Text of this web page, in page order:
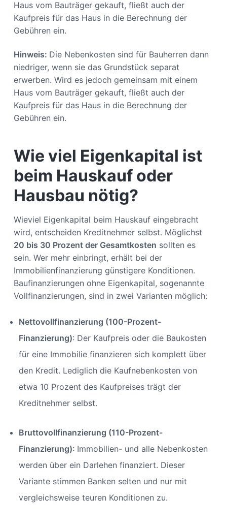
Haus vom Bauträger gekauft, fließt auch der
Kaufpreis für das Haus in die Berechnung der
Gebühren ein.
Hinweis: Die Nebenkosten sind für Bauherren dann
niedriger, wenn sie das Grundstück separat
erwerben. Wird es jedoch gemeinsam mit einem
Haus vom Bauträger gekauft, fließt auch der
Kaufpreis für das Haus in die Berechnung der
Gebühren ein.
Wie viel Eigenkapital ist
beim Hauskauf oder
Hausbau nötig?
Wieviel Eigenkapital beim Hauskauf eingebracht
wird, entscheiden Kreditnehmer selbst. Möglichst
20 bis 30 Prozent der Gesamtkosten sollten es
sein. Wer mehr einbringt, erhält bei der
Immobilienfinanzierung günstigere Konditionen.
Baufinanzierungen ohne Eigenkapital, sogenannte
Vollfinanzierungen, sind in zwei Varianten möglich:
Nettovollfinanzierung (100-Prozent-
Finanzierung): Der Kaufpreis oder die Baukosten
für eine Immobilie finanzieren sich komplett über
den Kredit. Lediglich die Kaufnebenkosten von
etwa 10 Prozent des Kaufpreises trägt der
Kreditnehmer selbst.
Bruttovollfinanzierung (110-Prozent-
Finanzierung): Immobilien- und alle Nebenkosten
werden über ein Darlehen finanziert. Dieser
Variante stimmen Banken selten und nur mit
vergleichsweise teuren Konditionen zu.